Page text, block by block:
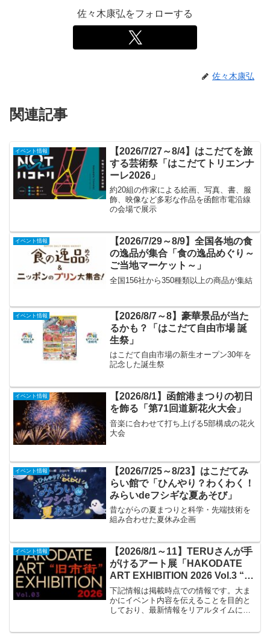
佐々木康弘をフォローする
佐々木康弘
関連記事
イベント情報
【2026/7/27～8/4】はこだてを旅
する芸術祭「はこだてトリエンナ
ーレ2026」
約20組の作家による絵画、写真、書、服
飾、映像など多彩な作品を函館市電沿線
の会場で展示
イベント情報
【2026/7/29～8/9】全国各地の食
の逸品が集合「食の逸品めぐり～
ご当地マーケット～」
全国156社から350種類以上の商品が集結
イベント情報
【2026/8/7～8】豪華景品が当た
るかも？「はこだて自由市場 誕
生祭」
はこだて自由市場の新生オープン30年を
記念した誕生祭
イベント情報
【2026/8/1】函館港まつりの初日
を飾る「第71回道新花火大会」
音楽に合わせて打ち上げる5部構成の花火
大会
イベント情報
【2026/7/25～8/23】はこだてみ
らい館で「ひんやり？わくわく！
みらいdeフシギな夏あそび」
昔ながらの夏まつりと科学・先端技術を
組み合わせた夏休み企画
イベント情報
【2026/8/1～11】TERUさんが手
がけるアート展「HAKODATE
ART EXHIBITION 2026 Vol.3 “旧
市街”」
下記情報は掲載時点での情報です。大ま
かにイベント内容を伝えることを目的と
しており、最新情報をリアルタイムに発